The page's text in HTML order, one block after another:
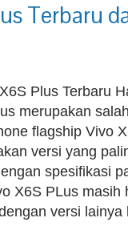
Terbaru
Plus Terbaru
merupakan
flagship Vivo
versi yang
spesifikasi
X6S PLus masih
versi lainya